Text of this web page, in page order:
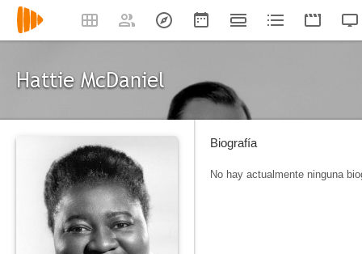
Hattie McDaniel
Biografía
No hay actualmente ninguna